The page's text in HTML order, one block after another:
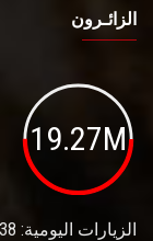
الزائـرون
19.27M
الزيارات اليومية: 238